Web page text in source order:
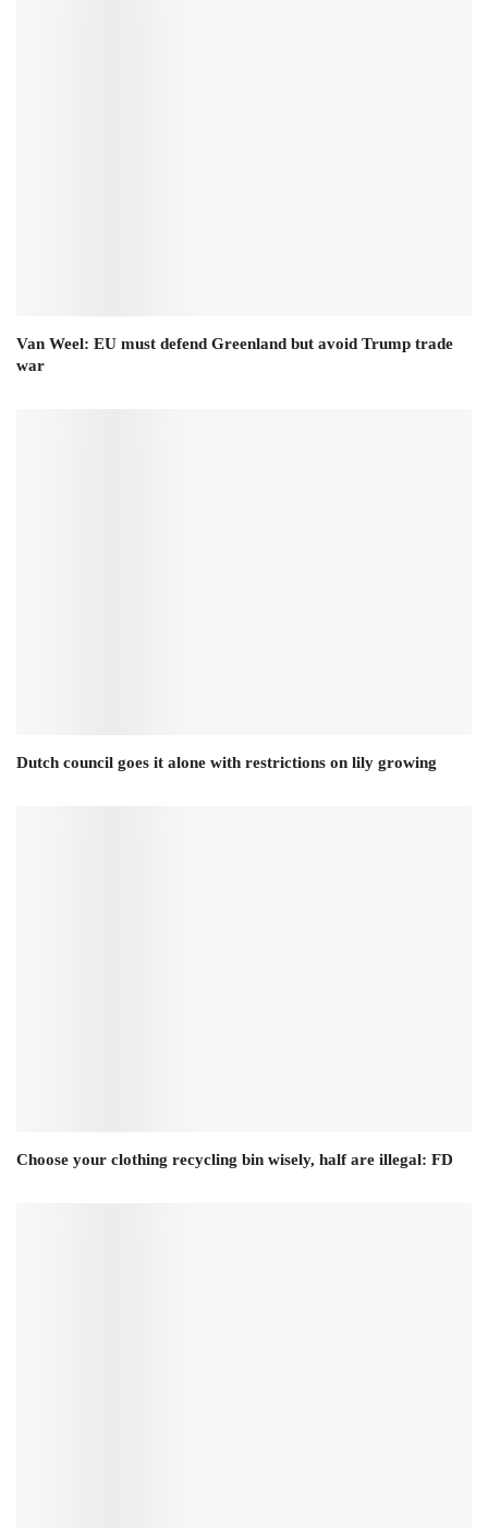
Van Weel: EU must defend Greenland but avoid Trump trade
war
Dutch council goes it alone with restrictions on lily growing
Choose your clothing recycling bin wisely, half are illegal: FD